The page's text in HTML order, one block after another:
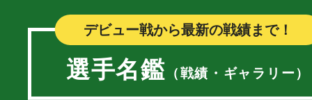
デビュー戦から最新の戦績まで！
選手名鑑 （戦績・ギャラリー）